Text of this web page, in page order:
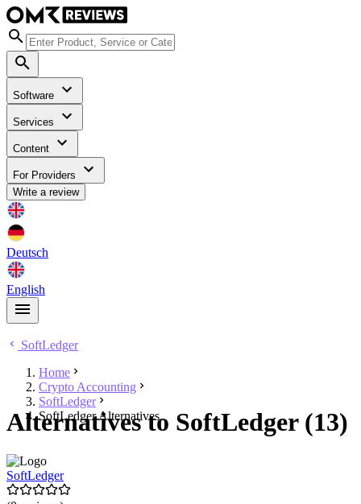
Software
Services
Content
For Providers
Write a review
Deutsch
English
SoftLedger
Home
Crypto Accounting
SoftLedger
SoftLedger Alternatives
Alternatives to SoftLedger (13)
SoftLedger